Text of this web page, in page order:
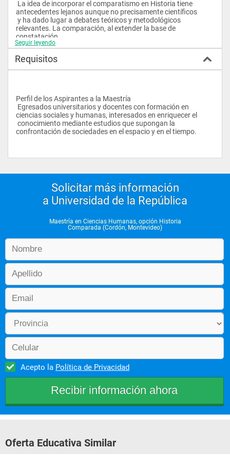
antecedentes lejanos aunque no precisamente científicos
relevantes. La comparación, al extender la base de
constatación
de las hipótesis, aparece como un instrumento enriquecedor
creciente con otras ciencias sociales, al ampliar y diversificar
los campos de análisis, acrecienta las posibilidades del
toma de decisiones, hacerlo en clave comparativa es
un imperativo para descubrir senderos pertinentes en un
mundo globalizado. Para el caso uruguayo se trata de un
ejercicio de sobrevivencia. El territorio y la población
comprendidos en la noción de Estado uruguayo han estado
vinculados a lo largo del tiempo a realidades sociales,
políticas y comparar (lo que es lo mismo que reconocer
comprender, el aserto vale no sólo por lo que permite integrar
por lo que habilita peculiarizar. Y en este sentido, los
todo proceso de integración regional, hallan en los
resultados del comparatismo sustentos más firmes.
Perfil del egresado
estudio.
Seguir leyendo
Requisitos
Perfil de los Aspirantes a la Maestría
ciencias sociales y humanas, interesados en enriquecer el
confrontación de sociedades en el espacio y en el tiempo.
Solicitar más información
a Universidad de la República
Maestría en Ciencias Humanas, opción Historia
Comparada (Cordón, Montevideo)
Acepto la Política de Privacidad
Oferta Educativa Similar